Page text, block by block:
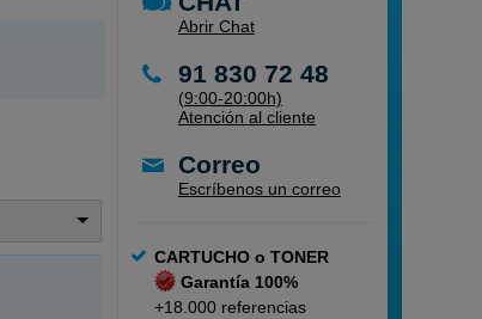
Abrir Chat
91 830 72 48
(9:00-20:00h)
Atención al cliente
Correo
Escríbenos un correo
CARTUCHO o TONER
Garantía 100%
+18.000 referencias